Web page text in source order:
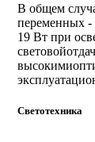
В общем
переменных -
19 Вт при
Светотехника